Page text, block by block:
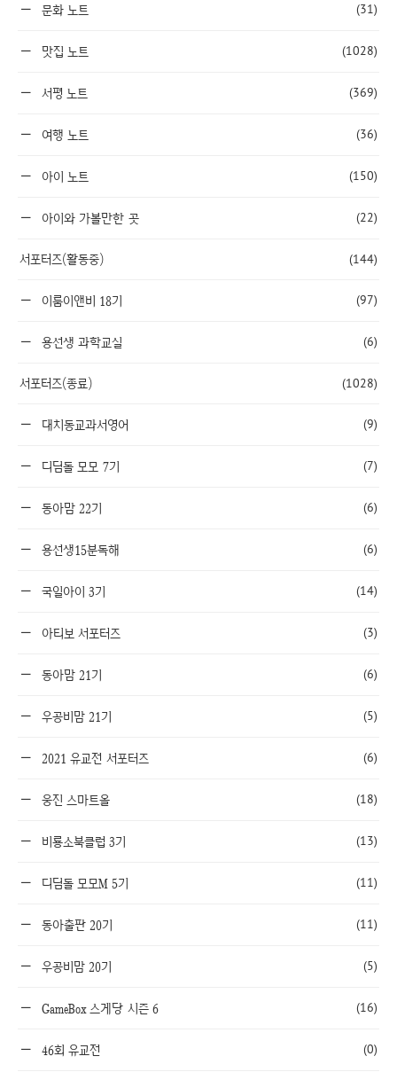
문화 노트 (31)
맛집 노트 (1028)
서평 노트 (369)
여행 노트 (36)
아이 노트 (150)
아이와 가볼만한 곳 (22)
서포터즈(활동중) (144)
이룸이앤비 18기 (97)
용선생 과학교실 (6)
서포터즈(종료) (1028)
대치동교과서영어 (9)
디딤돌 모모 7기 (7)
동아맘 22기 (6)
용선생15분독해 (6)
국일아이 3기 (14)
아티보 서포터즈 (3)
동아맘 21기 (6)
우공비맘 21기 (5)
2021 유교전 서포터즈 (6)
웅진 스마트올 (18)
비룡소북클럽 3기 (13)
디딤돌 모모M 5기 (11)
동아출판 20기 (11)
우공비맘 20기 (5)
GameBox 스게당 시즌 6 (16)
46회 유교전 (0)